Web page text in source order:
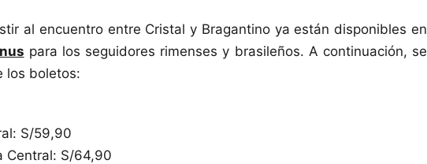
al encuentro entre Cristal y Bragantino ya están disponibles en
para los seguidores rimenses y brasileños. A continuación, se
los boletos:
S/59,90
Central: S/64,90